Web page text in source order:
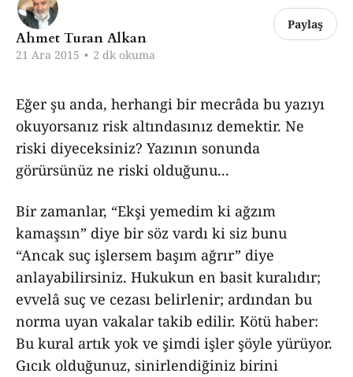
Ahmet Turan Alkan
21 Ara 2015 • 2 dk okuma
Paylaş
Eğer şu anda, herhangi bir mecrâda bu yazıyı
okuyorsanız risk altındasınız demektir. Ne
riski diyeceksiniz? Yazının sonunda
görürsünüz ne riski olduğunu...
Bir zamanlar, “Ekşi yemedim ki ağzım
kamaşsın” diye bir söz vardı ki siz bunu
“Ancak suç işlersem başım ağrır” diye
anlayabilirsiniz. Hukukun en basit kuralıdır;
evvelâ suç ve cezası belirlenir; ardından bu
norma uyan vakalar takib edilir. Kötü haber:
Bu kural artık yok ve şimdi işler şöyle yürüyor.
Gıcık olduğunuz, sinirlendiğiniz birini